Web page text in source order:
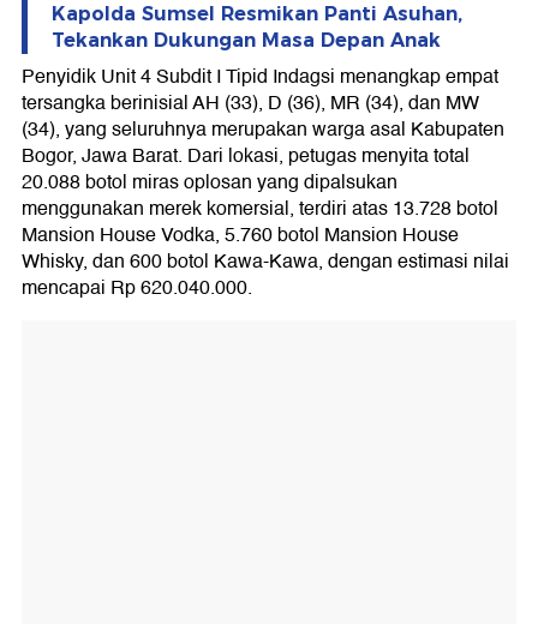
Kapolda Sumsel Resmikan Panti Asuhan,
Tekankan Dukungan Masa Depan Anak
Penyidik Unit 4 Subdit I Tipid Indagsi menangkap empat
tersangka berinisial AH (33), D (36), MR (34), dan MW
(34), yang seluruhnya merupakan warga asal Kabupaten
Bogor, Jawa Barat. Dari lokasi, petugas menyita total
20.088 botol miras oplosan yang dipalsukan
menggunakan merek komersial, terdiri atas 13.728 botol
Mansion House Vodka, 5.760 botol Mansion House
Whisky, dan 600 botol Kawa-Kawa, dengan estimasi nilai
mencapai Rp 620.040.000.